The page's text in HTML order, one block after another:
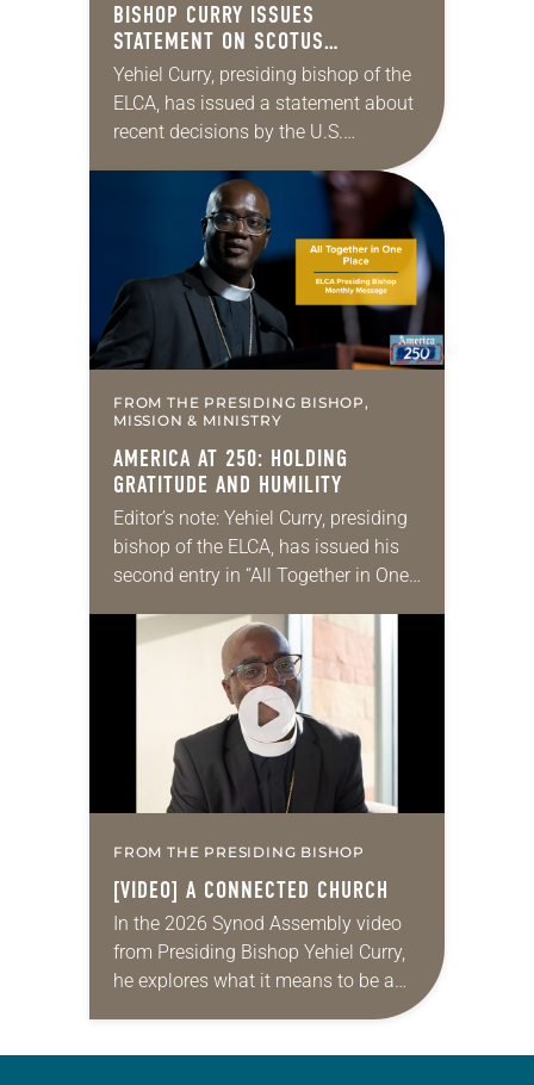
BISHOP CURRY ISSUES
STATEMENT ON SCOTUS
IMMIGRATION DECISIONS
Yehiel Curry, presiding bishop of the
ELCA, has issued a statement about
recent decisions by the U.S.
policies. “Recently, the Supreme
Court issued a decision that…
FROM THE PRESIDING BISHOP,
MISSION & MINISTRY
AMERICA AT 250: HOLDING
GRATITUDE AND HUMILITY
Editor’s note: Yehiel Curry, presiding
bishop of the ELCA, has issued his
second entry in “All Together in One
messages. Each message will share
FROM THE PRESIDING BISHOP
[VIDEO] A CONNECTED CHURCH
In the 2026 Synod Assembly video
from Presiding Bishop Yehiel Curry,
he explores what it means to be a
connected church by sharing three